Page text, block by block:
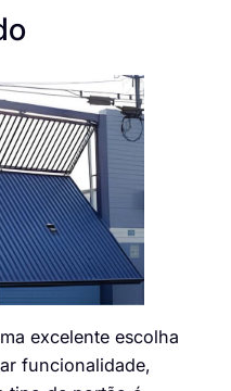
excelente escolha
funcionalidade,